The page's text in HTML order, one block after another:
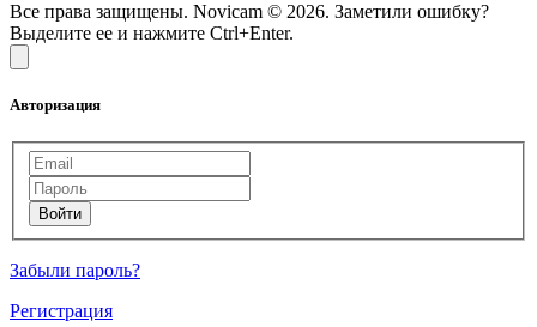
Все права защищены. Novicam © 2026. Заметили ошибку?
Выделите ее и нажмите Ctrl+Enter.
Авторизация
Забыли пароль?
Регистрация